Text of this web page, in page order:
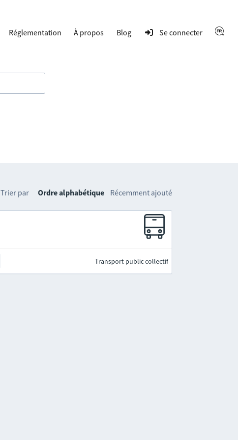
Réglementation À propos Blog Se connecter
Trier par Ordre alphabétique Récemment ajouté
Transport public collectif